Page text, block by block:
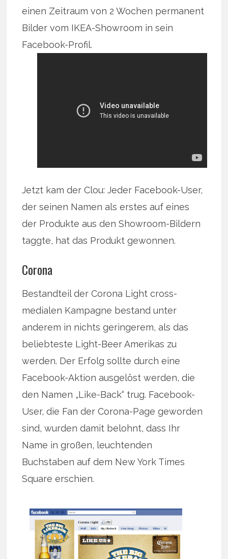
einen Zeitraum von 2 Wochen permanent
Bilder vom IKEA-Showroom in sein
Facebook-Profil.
Jetzt kam der Clou: Jeder Facebook-User,
der seinen Namen als erstes auf eines
der Produkte aus den Showroom-Bildern
taggte, hat das Produkt gewonnen.
Corona
Bestandteil der Corona Light cross-
medialen Kampagne bestand unter
anderem in nichts geringerem, als das
beliebteste Light-Beer Amerikas zu
werden. Der Erfolg sollte durch eine
Facebook-Aktion ausgelöst werden, die
den Namen „Like-Back“ trug. Facebook-
User, die Fan der Corona-Page geworden
sind, wurden damit belohnt, dass Ihr
Name in großen, leuchtenden
Buchstaben auf dem New York Times
Square erschien.